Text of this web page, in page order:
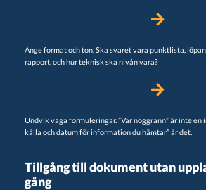
Ange format och ton. Ska svaret vara punktlista,
rapport, och hur teknisk ska nivån vara?
Undvik vaga formuleringar. ”Var noggrann” är inte en
källa och datum för information du hämtar” är det.
Tillgång till dokument utan
gång